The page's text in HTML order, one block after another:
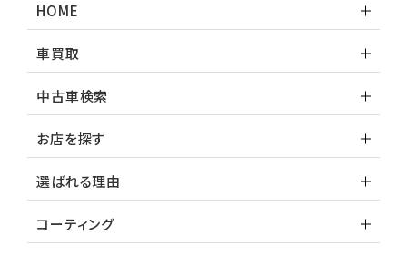
HOME
車買取
中古車検索
お店を探す
選ばれる理由
コーティング